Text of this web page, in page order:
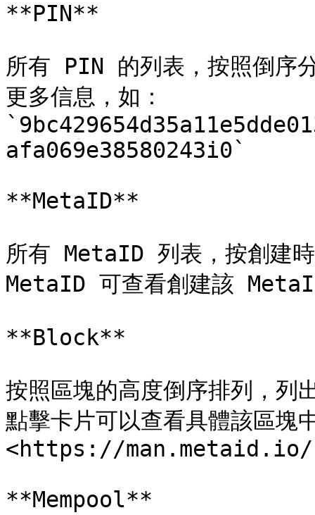
**PIN**
所有 PIN 的列表，按照倒序
更多信息，如：
afa069e38580243i0`
**MetaID**
所有 MetaID 列表，按創建
MetaID 可查看創建該
**Block**
按照區塊的高度倒序排列，
點擊卡片可以查看具體該區塊
<https://man.metaid.io/
**Mempool**